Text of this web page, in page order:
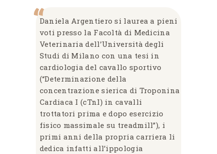
Daniela Argentiero si laurea a pieni
voti presso la Facoltà di Medicina
Veterinaria dell’Università degli
Studi di Milano con una tesi in
cardiologia del cavallo sportivo
(“Determinazione della
concentrazione sierica di Troponina
Cardiaca I (cTnI) in cavalli
trottatori prima e dopo esercizio
fisico massimale su treadmill”), i
primi anni della propria carriera li
dedica infatti all’ippologia